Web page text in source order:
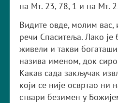
на Мт. 23, 78, 1 и на Мт.
Видите овде, молим вас,
речи Спаситеља. Лако је
живели и такви
назива именом, док
Какав сада закључак
који се није освртао ни
ствари безимен у